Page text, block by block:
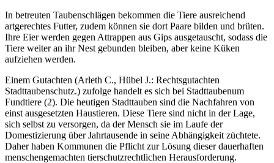
In betreuten Taubenschlägen bekommen die Tiere ausreichend
artgerechtes Futter, zudem können sie dort Paare bilden und brüten.
Ihre Eier werden gegen Attrappen aus Gips ausgetauscht, sodass die
Tiere weiter an ihr Nest gebunden bleiben, aber keine Küken
aufziehen werden.
Einem Gutachten (Arleth C., Hübel J.: Rechtsgutachten
Stadttaubenschutz.) zufolge handelt es sich bei Stadttaubenum
Fundtiere (2). Die heutigen Stadttauben sind die Nachfahren von
einst ausgesetzten Haustieren. Diese Tiere sind nicht in der Lage,
sich selbst zu versorgen, da der Mensch sie im Laufe der
Domestizierung über Jahrtausende in seine Abhängigkeit züchtete.
Daher haben Kommunen die Pflicht zur Lösung dieser dauerhaften
menschengemachten tierschutzrechtlichen Herausforderung.